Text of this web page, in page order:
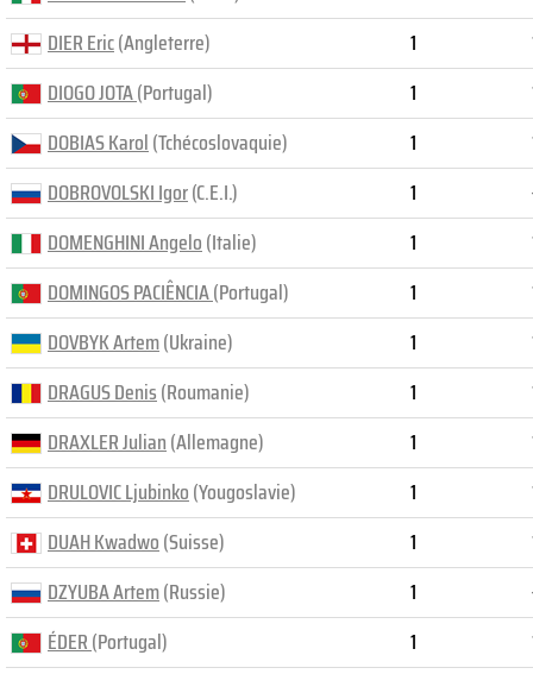
DIER Eric(Angleterre)
DIOGO JOTA(Portugal)
DOBIAS Karol(Tchécoslovaquie)
DOBROVOLSKI Igor(C.E.I.)
DOMENGHINI Angelo(Italie)
DOMINGOS PACIÊNCIA(Portugal)
DOVBYK Artem(Ukraine)
DRAGUS Denis(Roumanie)
DRAXLER Julian(Allemagne)
DRULOVIC Ljubinko(Yougoslavie)
DUAH Kwadwo(Suisse)
DZYUBA Artem(Russie)
ÉDER(Portugal)
1
1
1
1
1
1
1
1
1
1
1
1
1